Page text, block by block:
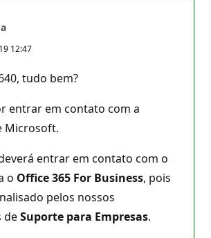
12:47
tudo bem?
entrar em contato com a
Microsoft.
entrar em contato com o
o Office 365 For Business, pois
pelos nossos
deSuporte para Empresas.